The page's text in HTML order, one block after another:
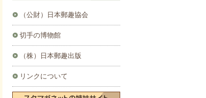
（公財）日本郵趣協会
切手の博物館
（株）日本郵趣出版
リンクについて